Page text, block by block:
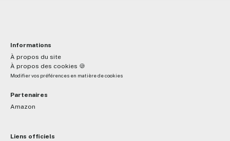
Informations
À propos du site
À propos des cookies 🍪
Modifier vos préférences en matière de cookies
Partenaires
Amazon
Liens officiels